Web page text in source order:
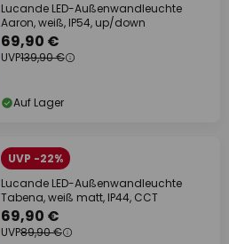
Lucande LED-Außenwandleuchte
Aaron, weiß, IP54, up/down
69,90 €
UVP139,90 €
Auf Lager
UVP -22%
Lucande LED-Außenwandleuchte
Tabena, weiß matt, IP44, CCT
69,90 €
UVP89,90 €